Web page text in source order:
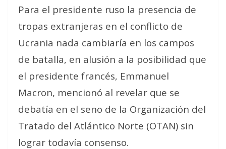
Para el presidente ruso la presencia de
tropas extranjeras en el conflicto de
Ucrania nada cambiaría en los campos
de batalla, en alusión a la posibilidad que
el presidente francés, Emmanuel
Macron, mencionó al revelar que se
debatía en el seno de la Organización del
Tratado del Atlántico Norte (OTAN) sin
lograr todavía consenso.